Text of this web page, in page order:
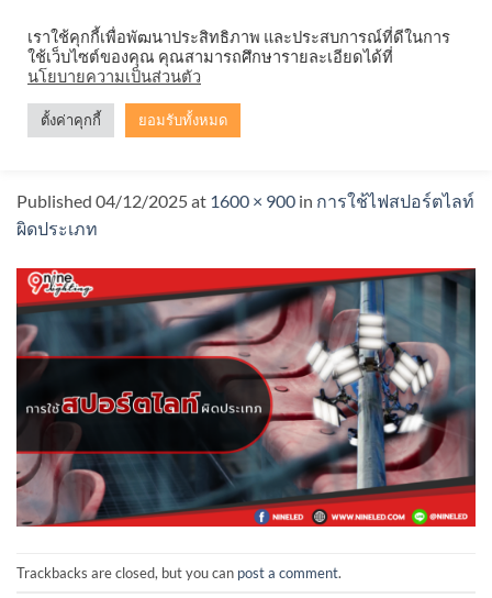
content
Published 04/12/2025at 1600 × 900 in การใช้ไฟสปอร์ตไลท์
ผิดประเภท
Trackbacks are closed, but you can post a comment.
เราใช้คุกกี้เพื่อพัฒนาประสิทธิภาพ และประสบการณ์ที่ดีในการ
ใช้เว็บไซต์ของคุณ คุณสามารถศึกษารายละเอียดได้ที่
นโยบายความเป็นส่วนตัว
ตั้งค่าคุกกี้ ยอมรับทั้งหมด